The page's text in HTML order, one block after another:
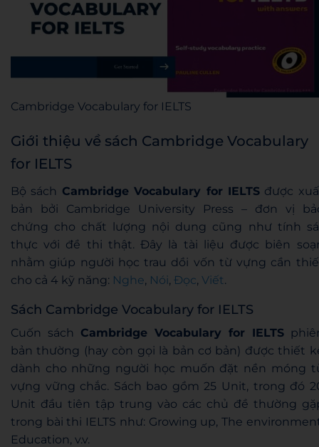
Cambridge Vocabulary for IELTS
Giới thiệu về sách Cambridge Vocabulary
for IELTS
Bộ sách Cambridge Vocabulary for IELTSđược
bản bởi Cambridge University Press – đơn vị
chứng cho chất lượng nội dung cũng như tính
thực với đề thi thật. Đây là tài liệu được biên
nhằm giúp người học trau dồi vốn từ vựng cần
cho cả 4 kỹ năng: Nghe, Nói, Đọc, Viết.
Sách Cambridge Vocabulary for IELTS
Cuốn sách Cambridge Vocabulary for IELTS
bản thường (hay còn gọi là bản cơ bản) được thiết
dành cho những người học muốn đặt nền móng
vựng vững chắc. Sách bao gồm 25 Unit, trong đó
Unit đầu tiên tập trung vào các chủ đề thường
trong bài thi IELTS như: Growing up, The
Education, v.v.